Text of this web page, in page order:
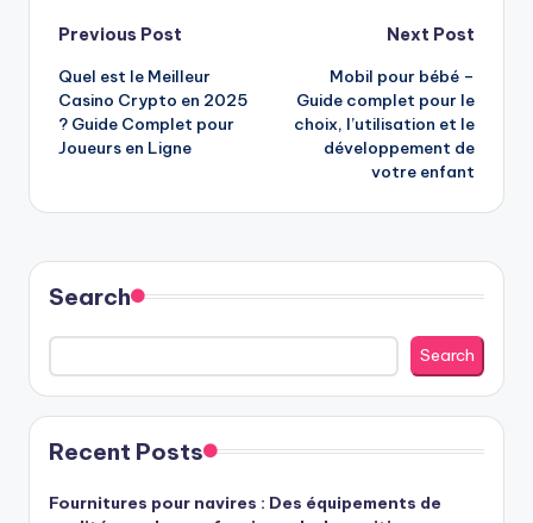
Post
navigation
Previous Post
Quel est le Meilleur
Casino Crypto en 2025
? Guide Complet pour
Joueurs en Ligne
Next Post
Mobil pour bébé –
Guide complet pour le
choix, l’utilisation et le
développement de
votre enfant
Search
Search
Recent Posts
Fournitures pour navires : Des équipements de